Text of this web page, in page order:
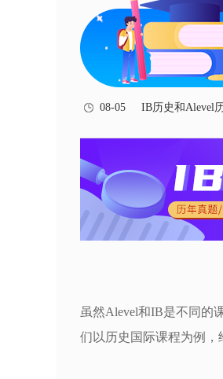
08-05 IB历史和Alevel
虽然Alevel和IB是不同的
们以历史国际课程为例，